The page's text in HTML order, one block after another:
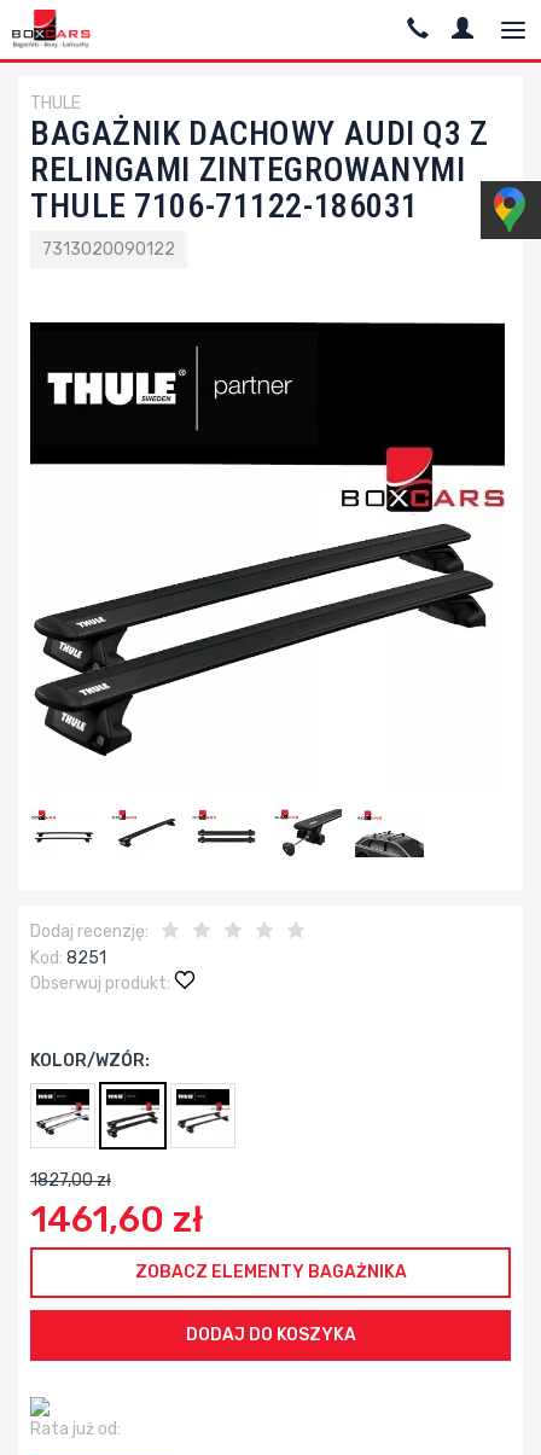
THULE
BAGAŻNIK DACHOWY AUDI Q3 Z
RELINGAMI ZINTEGROWANYMI
THULE 7106-71122-186031
7313020090122
Dodaj recenzję:
Kod: 8251
Obserwuj produkt:
KOLOR/WZÓR:
1827,00 zł
1461,60 zł
ZOBACZ ELEMENTY BAGAŻNIKA
Rata już od: